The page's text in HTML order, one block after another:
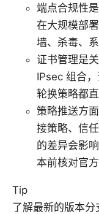
端点合规性
在大规模部
墙、杀毒、
证书管理是
IPsec 组合，
轮换策略都
策略推送方
接策略、信
的差异会影
本前核对官
Tip
了解最新的版本